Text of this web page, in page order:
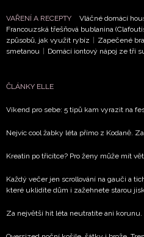
VAŘENÍ A RECEPTY Vláčné domácí
Francouzská třešňová bublanina
způsobů, jak využít rybíz | Zapečené
smetanou | Domácí iontový nápoj ze tří
ČLÁNKY ELLE
Víkend pro sebe: 5 tipů kam vyrazit na
Nejvíc cool žabky léta přímo z Kodaně.
Kreatin po třicítce? Pro ženy může mít
Každý večer jen scrollování na gauči a
které uklidíte dům i zažehnete starou
Za největší hit léta neutratíte ani korunu.